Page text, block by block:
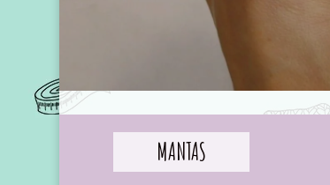
MANTAS